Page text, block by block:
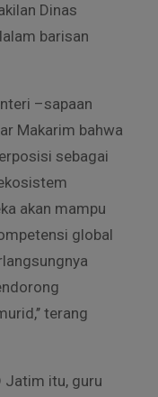
Dinas
barisan
–sapaan
Makarim bahwa
sebagai
akan mampu
global
terang
Jatim itu, guru